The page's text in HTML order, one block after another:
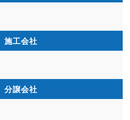
施工会社
分譲会社